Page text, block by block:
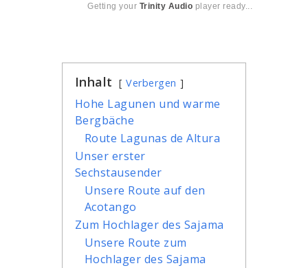
Getting your Trinity Audio player ready...
Inhalt Verbergen
Hohe Lagunen und warme
Bergbäche
Route Lagunas de Altura
Unser erster
Sechstausender
Unsere Route auf den
Acotango
Zum Hochlager des Sajama
Unsere Route zum
Hochlager des Sajama